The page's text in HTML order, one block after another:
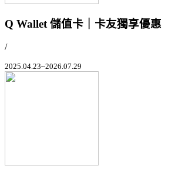
Q Wallet 儲值卡｜卡友獨享優惠
/
2025.04.23~2026.07.29